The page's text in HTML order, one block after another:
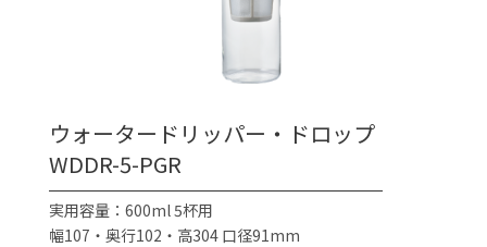
ウォータードリッパー・ドロップ
WDDR-5-PGR
実用容量：600ml 5杯用
幅107・奥行102・高304 口径91mm